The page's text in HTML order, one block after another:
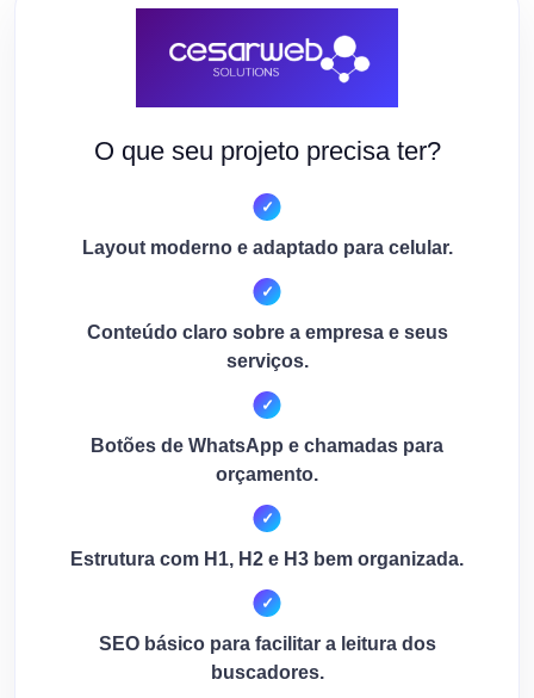
O que seu projeto precisa ter?
Layout moderno e adaptado para celular.
Conteúdo claro sobre a empresa e seus
serviços.
Botões de WhatsApp e chamadas para
orçamento.
Estrutura com H1, H2 e H3 bem organizada.
SEO básico para facilitar a leitura dos
buscadores.